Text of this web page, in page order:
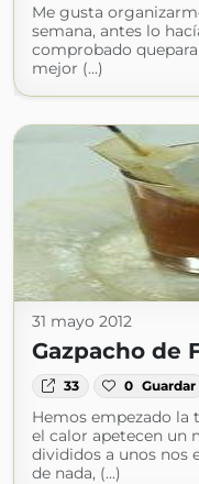
Me gusta
semana, antes lo
comprobado
mejor (...)
31 mayo 2012
Gazpacho de
33 0 Guardar
Hemos empezado la
el calor apetecen un
divididos a unos nos
de nada, (...)